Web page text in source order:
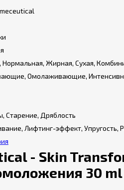
Нормальная, Жирная, Сухая,
Омолаживающие,
Старение, Дряблость
Лифтинг-эффект, Упругость,
- Skin
30